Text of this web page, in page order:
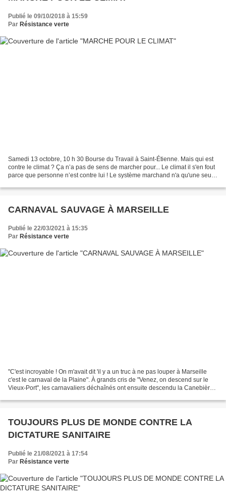
Publié le 09/10/2018 à 15:59
Par Résistance verte
Samedi 13 octobre, 10 h 30 Bourse du Travail à Saint-Étienne. Mais qui est
contre le climat ? Ça n’a pas de sens de marcher pour... Le climat il s'en fout
parce que personne n’est contre lui ! Le système marchand n'a qu'une seule
CARNAVAL SAUVAGE À MARSEILLE
Publié le 22/03/2021 à 15:35
Par Résistance verte
"C'est incroyable ! On m'avait dit 'il y a un truc à ne pas louper à Marseille
c'est le carnaval de la Plaine". À grands cris de "Venez, on descend sur le
Vieux-Port", les carnavaliers déchaînés ont ensuite descendu la Canebière
TOUJOURS PLUS DE MONDE CONTRE LA
DICTATURE SANITAIRE
Publié le 21/08/2021 à 17:54
Par Résistance verte